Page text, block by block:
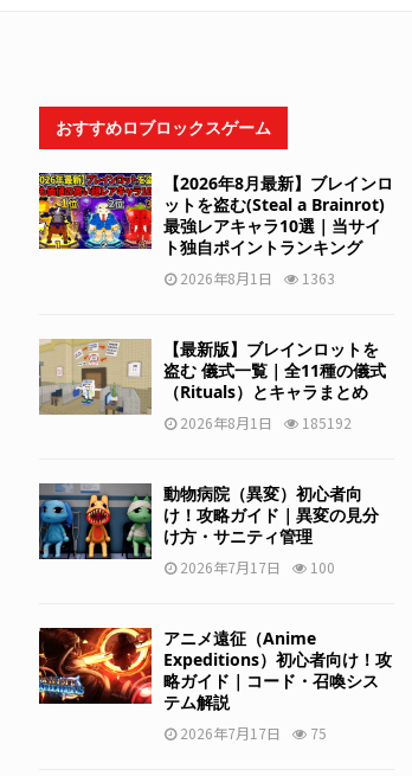
おすすめロブロックスゲーム
【2026年8月最新】ブレインロ
ットを盗む(Steal a Brainrot)
最強レアキャラ10選｜当サイ
ト独自ポイントランキング
2026年8月1日 1363
【最新版】ブレインロットを
盗む 儀式一覧｜全11種の儀式
（Rituals）とキャラまとめ
2026年8月1日 185192
動物病院（異変）初心者向
け！攻略ガイド｜異変の見分
け方・サニティ管理
2026年7月17日 100
アニメ遠征（Anime
Expeditions）初心者向け！攻
略ガイド｜コード・召喚シス
テム解説
2026年7月17日 75